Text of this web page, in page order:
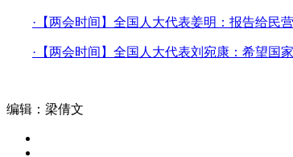
·【两会时间】全国人大代表姜明：报告给民
·【两会时间】全国人大代表刘宛康：希望国
编辑：梁倩文